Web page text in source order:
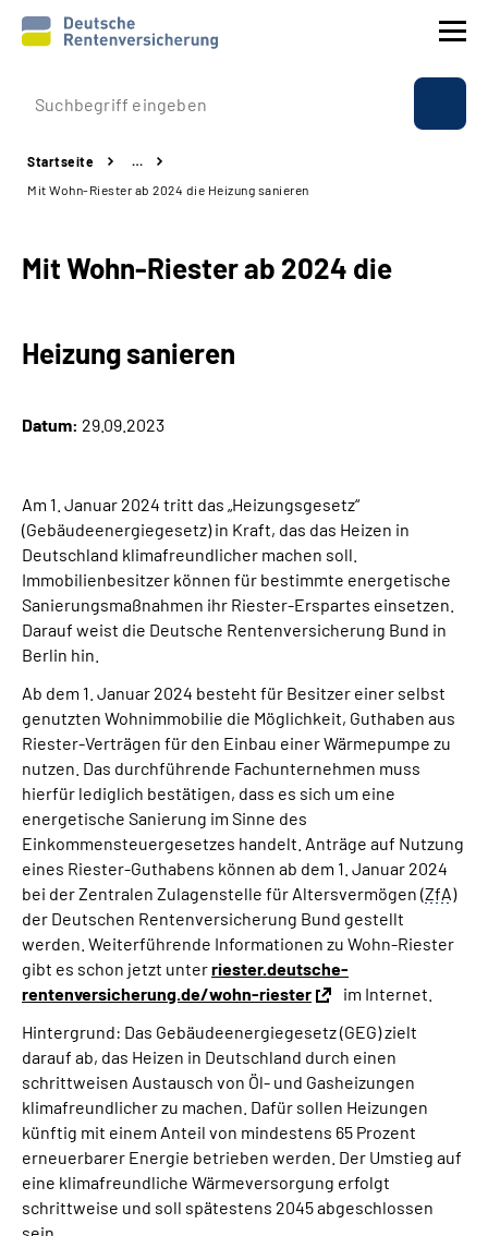
Prävention
Reha
Experten
Über uns & Presse
Suche
Language
Inhalte in Gebärdensprache (DGS)
Leichte Sprache
Mein Kundenportal
Startseite
…
Mit Wohn-Riester ab 2024 die Heizung sanieren
Mit Wohn-Riester ab 2024 die
Heizung sanieren
Datum: 29.09.2023
Am 1. Januar 2024 tritt das „Heizungsgesetz“
(Gebäudeenergiegesetz) in Kraft, das das Heizen in
Deutschland klimafreundlicher machen soll.
Immobilienbesitzer können für bestimmte energetische
Sanierungsmaßnahmen ihr Riester-Erspartes einsetzen.
Darauf weist die Deutsche Rentenversicherung Bund in
Berlin hin.
Ab dem 1. Januar 2024 besteht für Besitzer einer selbst
genutzten Wohnimmobilie die Möglichkeit, Guthaben aus
Riester-Verträgen für den Einbau einer Wärmepumpe zu
nutzen. Das durchführende Fachunternehmen muss
hierfür lediglich bestätigen, dass es sich um eine
energetische Sanierung im Sinne des
Einkommensteuergesetzes handelt. Anträge auf Nutzung
eines Riester-Guthabens können ab dem 1. Januar 2024
bei der Zentralen Zulagenstelle für Altersvermögen (ZfA)
der Deutschen Rentenversicherung Bund gestellt
werden. Weiterführende Informationen zu Wohn-Riester
gibt es schon jetzt unterriester.deutsche-
rentenversicherung.de/wohn-riester
im Internet.
Hintergrund: Das Gebäudeenergiegesetz (GEG) zielt
darauf ab, das Heizen in Deutschland durch einen
schrittweisen Austausch von Öl- und Gasheizungen
klimafreundlicher zu machen. Dafür sollen Heizungen
künftig mit einem Anteil von mindestens 65 Prozent
erneuerbarer Energie betrieben werden. Der Umstieg auf
eine klimafreundliche Wärmeversorgung erfolgt
schrittweise und soll spätestens 2045 abgeschlossen